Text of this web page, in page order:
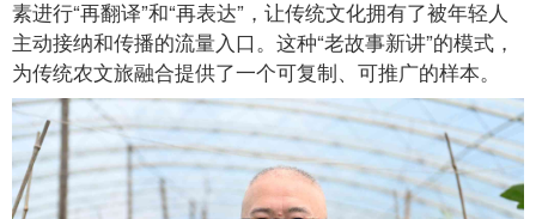
素进行“再翻译”和“再表达”，让传统文化拥有了被年轻人
主动接纳和传播的流量入口。这种“老故事新讲”的模式，
为传统农文旅融合提供了一个可复制、可推广的样本。